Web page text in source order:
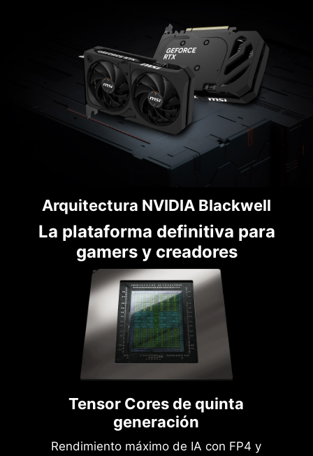
Arquitectura NVIDIA Blackwell
La plataforma definitiva para
gamers y creadores
Tensor Cores de quinta
generación
Rendimiento máximo de IA con FP4 y